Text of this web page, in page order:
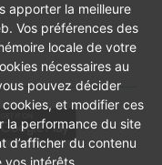
apporter la meilleure
Vos préférences des
locale de votre
nécessaires au
pouvez décider
et modifier ces
la performance du site
d’afficher du contenu
intérêts.